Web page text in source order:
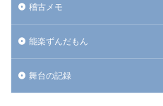
稽古メモ
能楽ずんだもん
舞台の記録